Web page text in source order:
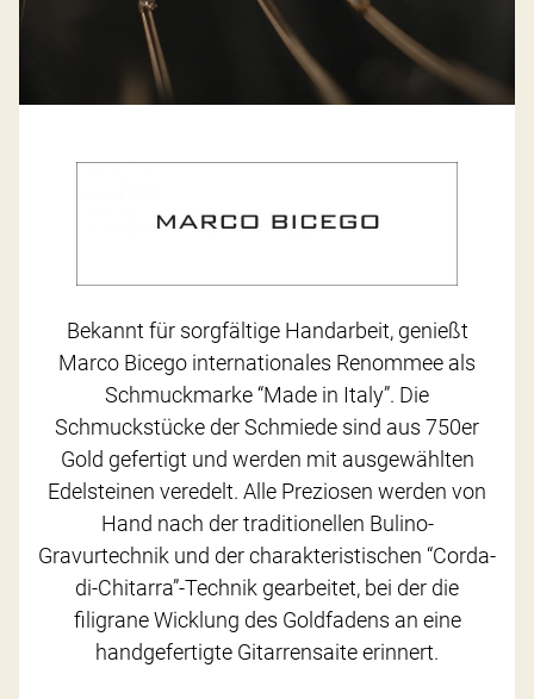
Bekannt für sorgfältige Handarbeit, genießt
Marco Bicego internationales Renommee als
Schmuckmarke “Made in Italy”. Die
Schmuckstücke der Schmiede sind aus 750er
Gold gefertigt und werden mit ausgewählten
Edelsteinen veredelt. Alle Preziosen werden von
Hand nach der traditionellen Bulino-
Gravurtechnik und der charakteristischen “Corda-
di-Chitarra”-Technik gearbeitet, bei der die
filigrane Wicklung des Goldfadens an eine
handgefertigte Gitarrensaite erinnert.